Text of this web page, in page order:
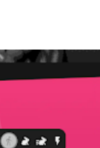
るためにボック
ゲームへのアク
人々にとって魅